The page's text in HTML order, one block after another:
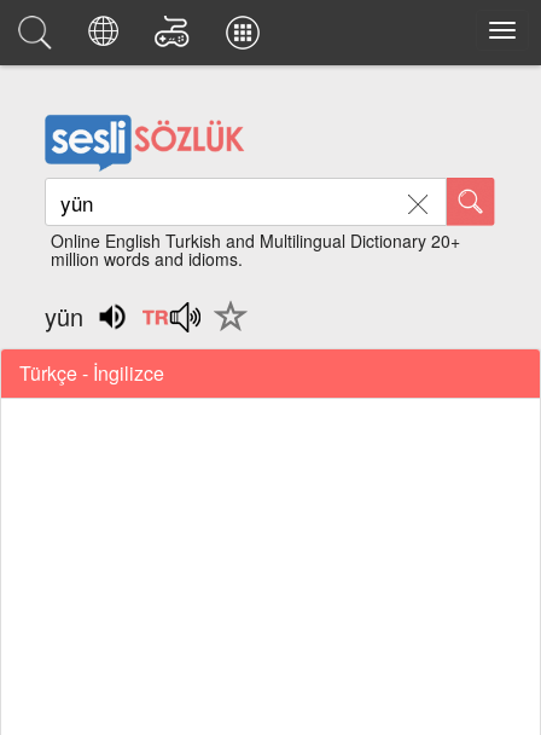
Online English Turkish and Multilingual Dictionary 20+
million words and idioms.
yün
Türkçe - İngilizce